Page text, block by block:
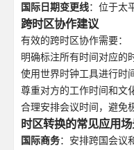
国际日期变更线：位于太
跨时区协作建议
有效的跨时区协作需要：
明确标注所有时间对应的
使用世界时钟工具进行时
尊重对方的工作时间和文
合理安排会议时间，避免
时区转换的常见应用
国际商务：安排跨国会议